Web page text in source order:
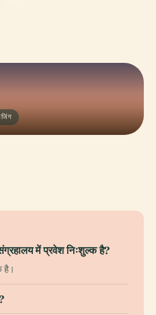
में प्रवेश निःशुल्क है?
है।